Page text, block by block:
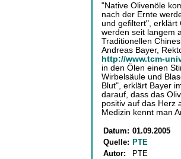
"Native Olivenöle
nach der Ernte
und gefiltert", erklärt
werden seit langem
Traditionellen
Andreas Bayer,
http://www.tcm-
in den Ölen einen
Wirbelsäule und
Blut", erklärt Bayer
darauf, dass das
positiv auf das Herz
Medizin kennt man
Datum: 01.09.2005
Quelle: PTE
Autor:
PTE